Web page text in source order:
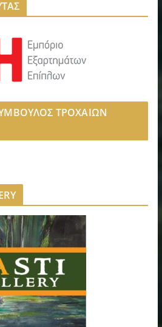
ΣΥΜΒΟΥΛΟΣ ΤΡΟΧΑΙΩΝ